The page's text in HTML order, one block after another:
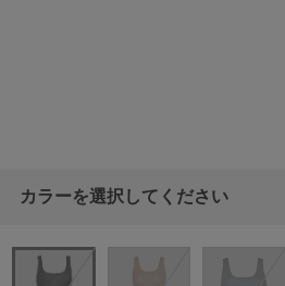
カラーを選択してください